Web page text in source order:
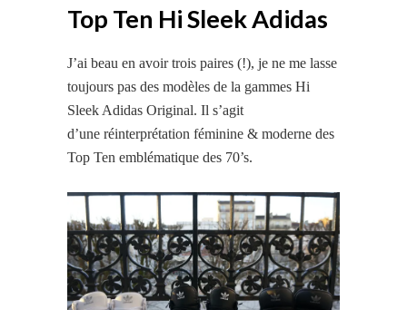
Top Ten Hi Sleek Adidas
J’ai beau en avoir trois paires (!), je ne me lasse
toujours pas des modèles de la gammes Hi
Sleek Adidas Original. Il s’agit
d’une réinterprétation féminine & moderne des
Top Ten emblématique des 70’s.